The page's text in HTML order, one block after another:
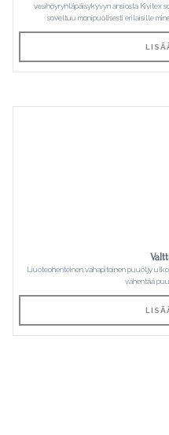
vesihöyrynläpäisykyvyn ansiosta Kivitex
soveltuu monipuolisesti erilaisille
Liuoteohenteinen vahapitoinen puuöljy
vähentää